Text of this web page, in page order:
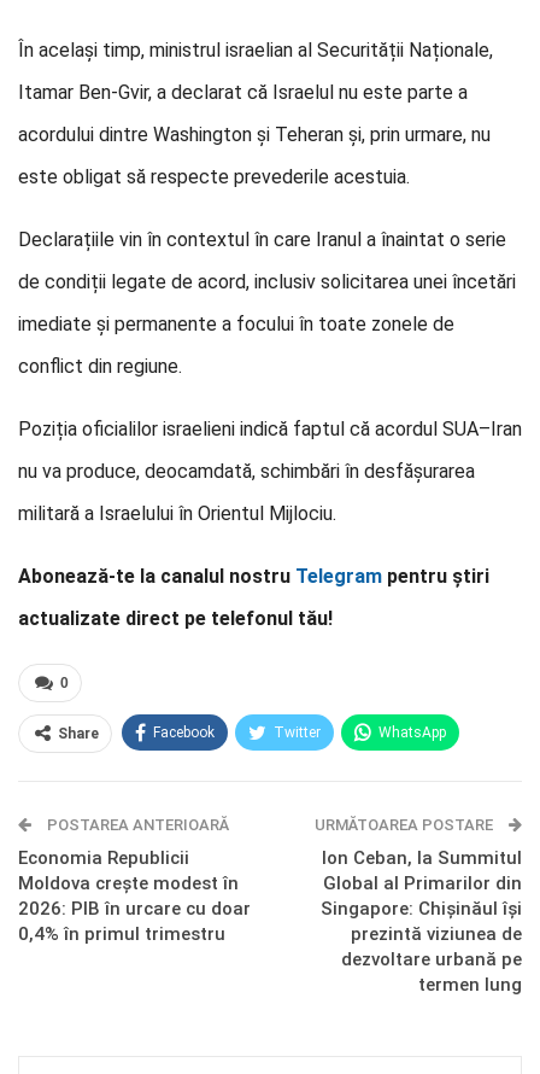
În același timp, ministrul israelian al Securității Naționale,
Itamar Ben-Gvir, a declarat că Israelul nu este parte a
acordului dintre Washington și Teheran și, prin urmare, nu
este obligat să respecte prevederile acestuia.
Declarațiile vin în contextul în care Iranul a înaintat o serie
de condiții legate de acord, inclusiv solicitarea unei încetări
imediate și permanente a focului în toate zonele de
conflict din regiune.
Poziția oficialilor israelieni indică faptul că acordul SUA–Iran
nu va produce, deocamdată, schimbări în desfășurarea
militară a Israelului în Orientul Mijlociu.
Abonează-te la canalul nostru Telegram pentru știri
actualizate direct pe telefonul tău!
0
Share Facebook Twitter WhatsApp
Telegram OK.ru
POSTAREA ANTERIOARĂ
Economia Republicii
Moldova crește modest în
2026: PIB în urcare cu doar
0,4% în primul trimestru
URMĂTOAREA POSTARE
Ion Ceban, la Summitul
Global al Primarilor din
Singapore: Chișinăul își
prezintă viziunea de
dezvoltare urbană pe
termen lung